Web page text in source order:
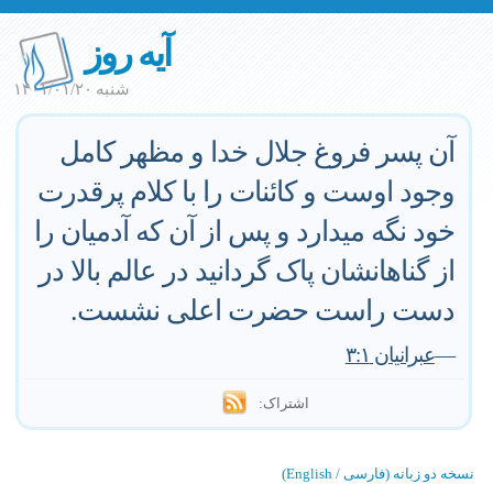
آیه روز
شنبه ۱۴۰۱/۰۱/۲۰
آن پسر فروغ جلال خدا و مظهر کامل
وجود اوست و کائنات را با کلام پرقدرت
خود نگه میدارد و پس از آن که آدمیان را
از گناهانشان پاک گردانید در عالم بالا در
دست راست حضرت اعلی نشست.
—عبرانیان ۳:۱
اشتراک:
نسخه دو زبانه (فارسی / English)